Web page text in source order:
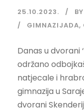
25.10.2023.
BY
GIMNAZIJADA,
Danas u dvorani
održano
natjecale i
gimnazija u
dvorani